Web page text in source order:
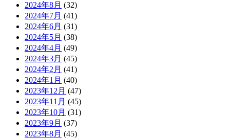
2024年8月 (32)
2024年7月 (41)
2024年6月 (31)
2024年5月 (38)
2024年4月 (49)
2024年3月 (45)
2024年2月 (41)
2024年1月 (40)
2023年12月 (47)
2023年11月 (45)
2023年10月 (31)
2023年9月 (37)
2023年8月 (45)